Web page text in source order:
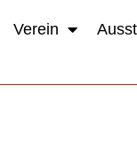
Verein